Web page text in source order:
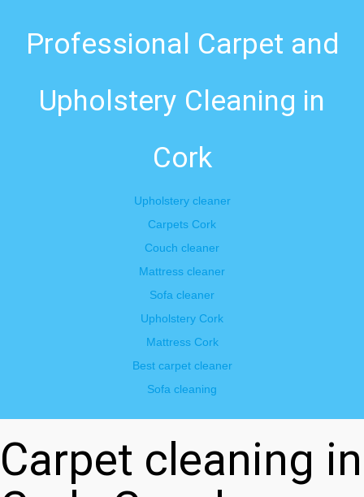
Professional Carpet and
Upholstery Cleaning in
Cork
Upholstery cleaner
Carpets Cork
Couch cleaner
Mattress cleaner
Sofa cleaner
Upholstery Cork
Mattress Cork
Best carpet cleaner
Sofa cleaning
Carpet cleaning in